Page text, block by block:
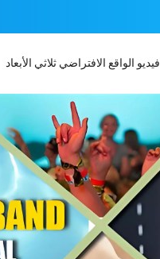
فيديو الواقع الافتراضي ثلاثي الأبعاد